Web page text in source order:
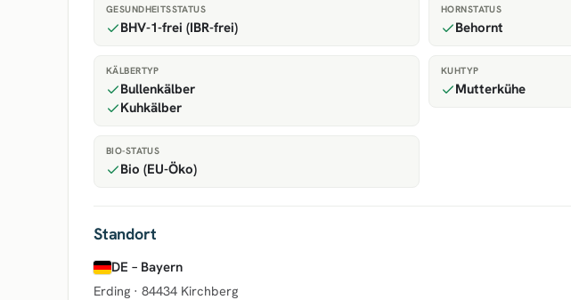
GESUNDHEITSSTATUS
BHV-1-frei (IBR-frei)
HORNSTATUS
Behornt
KÄLBERTYP
Bullenkälber
Kuhkälber
KUHTYP
Mutterkühe
BIO-STATUS
Bio (EU-Öko)
Standort
DE – Bayern
Erding · 84434 Kirchberg